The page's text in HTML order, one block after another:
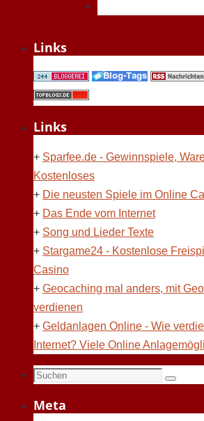
Links
Links
+ Sparfee.de - Gewinnspiele,
Kostenloses
+ Die neusten Spiele im Online
+ Das Ende vom Internet
+ Song und Lieder Texte
+ Stargame24 - Kostenlose
Casino
+ Geocaching mal anders, mit
verdienen
+ Geldanlagen Online - Wie
Internet? Viele Online
Suchen
Suchen
Meta